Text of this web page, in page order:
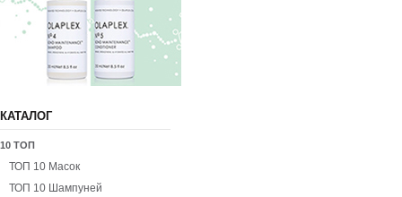
КАТАЛОГ
10 ТОП
ТОП 10 Масок
ТОП 10 Шампуней